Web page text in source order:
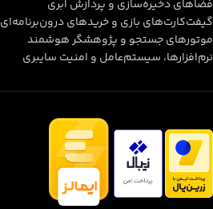
فضاهای ذخیره‌سازی و پردازش ابری
گیفت‌کارت‌های بازی و خریدهای درون‌برنامه‌ای
موتورهای جستجو و پژوهشگر هوشمند
نرم‌افزارها، سیستم‌عامل و امنیت سایبری